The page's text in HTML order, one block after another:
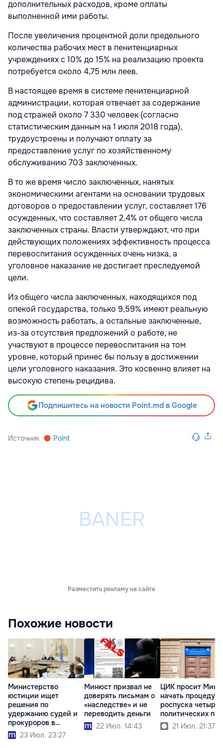
дополнительных расходов, кроме оплаты
выполненной ими работы.
После увеличения процентной доли предельного
количества рабочих мест в пенитенциарных
учреждениях с 10% до 15% на реализацию проекта
потребуется около 4,75 млн леев.
В настоящее время в системе пенитенциарной
администрации, которая отвечает за содержание
под стражей около 7 330 человек (согласно
статистическим данным на 1 июля 2018 года),
трудоустроены и получают оплату за
предоставление услуг по хозяйственному
обслуживанию 703 заключенных.
В то же время число заключенных, нанятых
экономическими агентами на основании трудовых
договоров о предоставлении услуг, составляет 176
осужденных, что составляет 2,4% от общего числа
заключенных страны. Власти утверждают, что при
действующих положениях эффективность процесса
перевоспитания осужденных очень низка, а
уголовное наказание не достигает преследуемой
цели.
Из общего числа заключенных, находящихся под
опекой государства, только 9,59% имеют реальную
возможность работать, а остальные заключенные,
из-за отсутствия предложений о работе, не
участвуют в процессе перевоспитания на том
уровне, который принес бы пользу в достижении
цели уголовного наказания. Это косвенно влияет на
высокую степень рецидива.
Подпишитесь на новости Point.md в Google
Источник Point
Разместить рекламу на сайте
Похожие новости
Министерство
юстиции ищет
решения по
удержанию судей и
прокуроров в
системе
23 Июл. 23:27
Минюст призвал не
доверять письмам о
«наследстве» и не
переводить деньги
22 Июл. 14:43
ЦИК просит
начать процедуру
роспуска четырёх
политических
21 Июл. 21:37